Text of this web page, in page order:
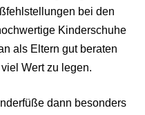
bei den
Kinderschuhe
als Eltern gut beraten
Wert zu legen.
dann besonders